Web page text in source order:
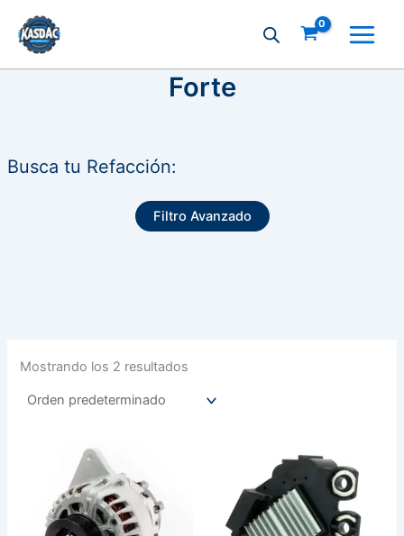
contenido
Forte
Busca tu Refacción:
Filtro Avanzado
Mostrando los 2 resultados